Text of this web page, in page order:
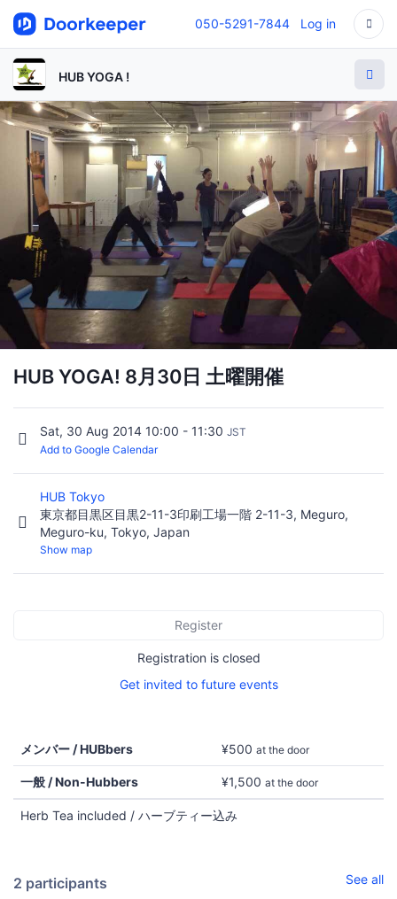
050-5291-7844 Log in
HUB YOGA !
HUB YOGA! 8月30日 土曜開催
Sat, 30 Aug 2014 10:00 - 11:30 JST
Add to Google Calendar
HUB Tokyo
東京都目黒区目黒2-11-3印刷工場一階 2-11-3, Meguro,
Meguro-ku, Tokyo, Japan
Show map
Register
Registration is closed
Get invited to future events
メンバー / HUBbers ¥500 at the door
一般 / Non-Hubbers ¥1,500 at the door
Herb Tea included / ハーブティー込み
2 participants See all